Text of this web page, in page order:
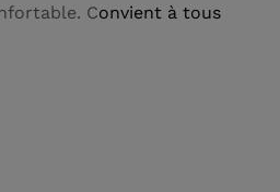
Convient à tous